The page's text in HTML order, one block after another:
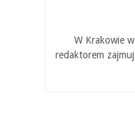
W Krakowie
redaktorem